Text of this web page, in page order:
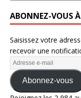
ABONNEZ-VOUS
Saisissez votre
recevoir une
Abonnez-vous